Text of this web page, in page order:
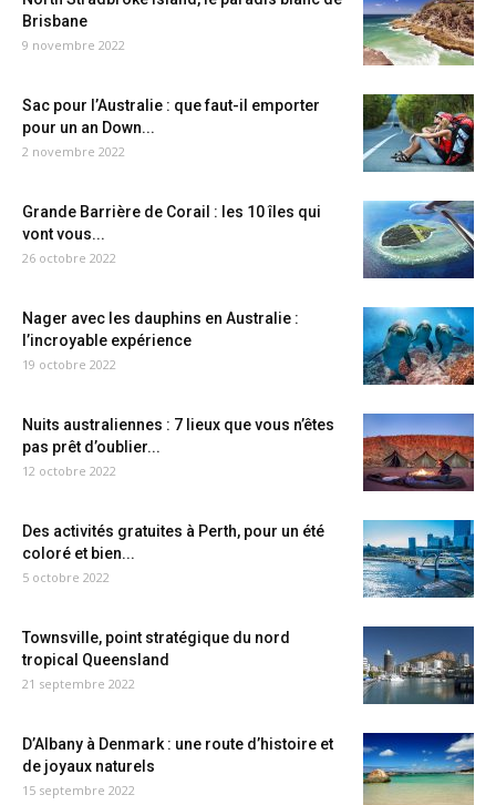
Brisbane
9 novembre 2022
Sac pour l’Australie : que faut-il emporter
pour un an Down...
2 novembre 2022
Grande Barrière de Corail : les 10 îles qui
vont vous...
26 octobre 2022
Nager avec les dauphins en Australie :
l’incroyable expérience
19 octobre 2022
Nuits australiennes : 7 lieux que vous n’êtes
pas prêt d’oublier...
12 octobre 2022
Des activités gratuites à Perth, pour un été
coloré et bien...
5 octobre 2022
Townsville, point stratégique du nord
tropical Queensland
21 septembre 2022
D’Albany à Denmark : une route d’histoire et
de joyaux naturels
15 septembre 2022